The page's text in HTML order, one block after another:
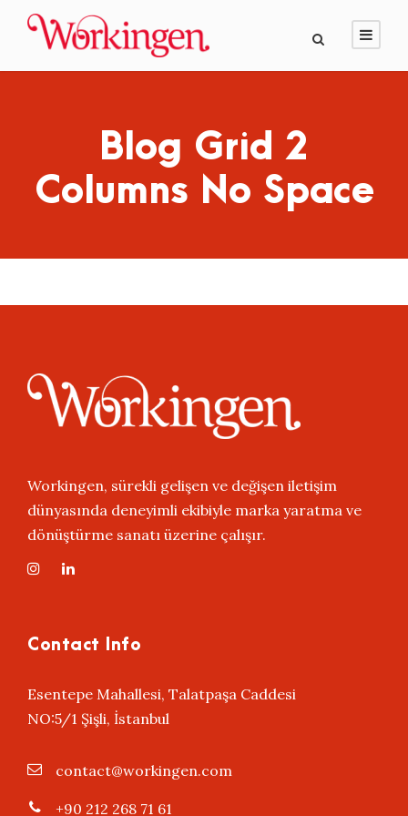
Blog Grid 2
Columns No Space
Workingen, sürekli gelişen ve değişen iletişim
dünyasında deneyimli ekibiyle marka yaratma ve
dönüştürme sanatı üzerine çalışır.
Contact Info
Esentepe Mahallesi, Talatpaşa Caddesi
NO:5/1 Şişli, İstanbul
contact@workingen.com
+90 212 268 71 61